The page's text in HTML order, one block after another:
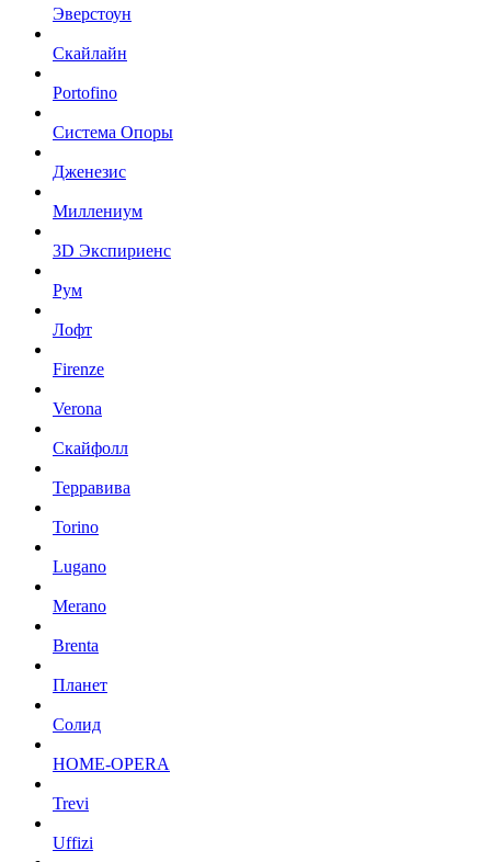
Эверстоун
Скайлайн
Portofino
Система Опоры
Дженезис
Миллениум
3D Экспириенс
Рум
Лофт
Firenze
Verona
Скайфолл
Терравива
Torino
Lugano
Merano
Brenta
Планет
Солид
HOME-OPERA
Trevi
Uffizi